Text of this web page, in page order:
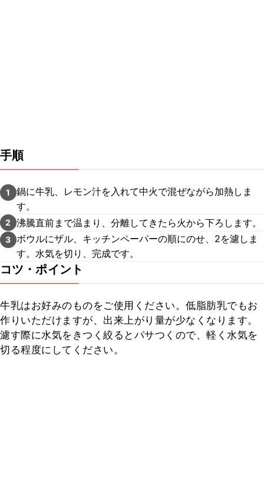
手順
1
鍋に牛乳、レモン汁を入れて中火で混ぜながら加熱しま
す。
2 沸騰直前まで温まり、分離してきたら火から下ろします。
3 ボウルにザル、キッチンペーパーの順にのせ、2を濾しま
す。水気を切り、完成です。
コツ・ポイント
牛乳はお好みのものをご使用ください。低脂肪乳でもお
作りいただけますが、出来上がり量が少なくなります。
濾す際に水気をきつく絞るとパサつくので、軽く水気を
切る程度にしてください。